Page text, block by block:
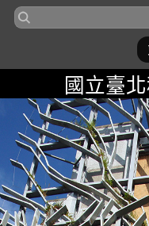
國立臺